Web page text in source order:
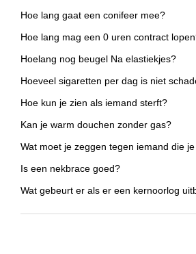
Hoe lang gaat een conifeer mee?
Hoe lang mag een 0 uren contract
Hoelang nog beugel Na elastiekjes?
Hoeveel sigaretten per dag is niet
Hoe kun je zien als iemand sterft?
Kan je warm douchen zonder gas?
Wat moet je zeggen tegen iemand die
Is een nekbrace goed?
Wat gebeurt er als er een kernoorlog